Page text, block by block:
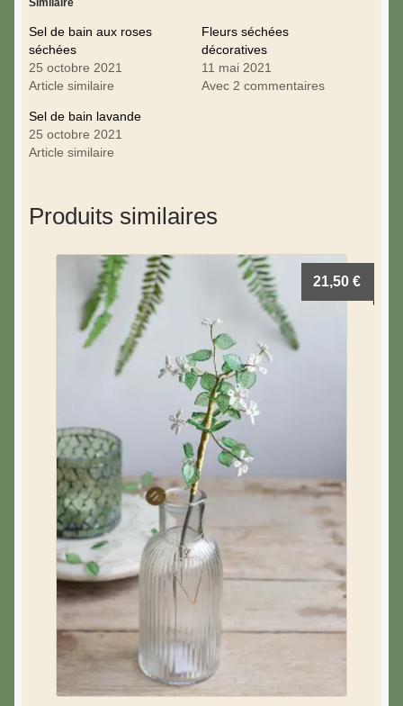
Similaire
Sel de bain aux roses
séchées
25 octobre 2021
Article similaire
Fleurs séchées
décoratives
11 mai 2021
Avec 2 commentaires
Sel de bain lavande
25 octobre 2021
Article similaire
Produits similaires
21,50€